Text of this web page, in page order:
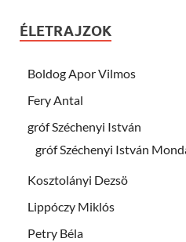
ÉLETRAJZOK
Boldog Apor Vilmos
Fery Antal
gróf Széchenyi István
gróf Széchenyi István
Kosztolányi Dezsö
Lippóczy Miklós
Petry Béla